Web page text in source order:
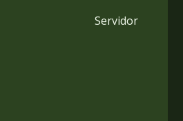
Servidor